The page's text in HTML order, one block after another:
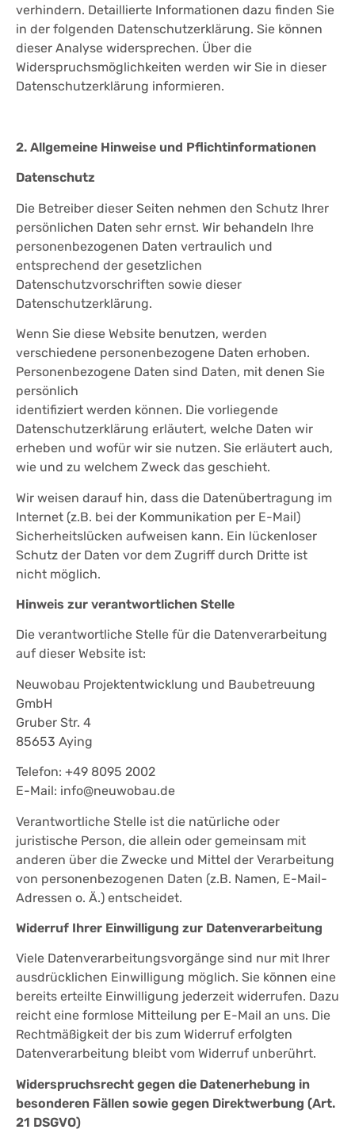
verhindern. Detaillierte Informationen dazu finden Sie
in der folgenden Datenschutzerklärung. Sie können
dieser Analyse widersprechen. Über die
Widerspruchsmöglichkeiten werden wir Sie in dieser
Datenschutzerklärung informieren.
2. Allgemeine Hinweise und Pflichtinformationen
Datenschutz
Die Betreiber dieser Seiten nehmen den Schutz Ihrer
persönlichen Daten sehr ernst. Wir behandeln Ihre
personenbezogenen Daten vertraulich und
entsprechend der gesetzlichen
Datenschutzvorschriften sowie dieser
Datenschutzerklärung.
Wenn Sie diese Website benutzen, werden
verschiedene personenbezogene Daten erhoben.
Personenbezogene Daten sind Daten, mit denen Sie
persönlich
identifiziert werden können. Die vorliegende
Datenschutzerklärung erläutert, welche Daten wir
erheben und wofür wir sie nutzen. Sie erläutert auch,
wie und zu welchem Zweck das geschieht.
Wir weisen darauf hin, dass die Datenübertragung im
Internet (z.B. bei der Kommunikation per E-Mail)
Sicherheitslücken aufweisen kann. Ein lückenloser
Schutz der Daten vor dem Zugriff durch Dritte ist
nicht möglich.
Hinweis zur verantwortlichen Stelle
Die verantwortliche Stelle für die Datenverarbeitung
auf dieser Website ist:
Neuwobau Projektentwicklung und Baubetreuung
GmbH
Gruber Str. 4
85653 Aying
Telefon: +49 8095 2002
E-Mail: info@neuwobau.de
Verantwortliche Stelle ist die natürliche oder
juristische Person, die allein oder gemeinsam mit
anderen über die Zwecke und Mittel der Verarbeitung
von personenbezogenen Daten (z.B. Namen, E-Mail-
Adressen o. Ä.) entscheidet.
Widerruf Ihrer Einwilligung zur Datenverarbeitung
Viele Datenverarbeitungsvorgänge sind nur mit Ihrer
ausdrücklichen Einwilligung möglich. Sie können eine
bereits erteilte Einwilligung jederzeit widerrufen. Dazu
reicht eine formlose Mitteilung per E-Mail an uns. Die
Rechtmäßigkeit der bis zum Widerruf erfolgten
Datenverarbeitung bleibt vom Widerruf unberührt.
Widerspruchsrecht gegen die Datenerhebung in
besonderen Fällen sowie gegen Direktwerbung (Art.
21 DSGVO)